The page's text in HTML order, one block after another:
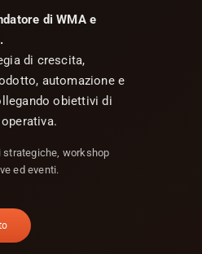
di WMA e
di crescita,
automazione e
obiettivi di
strategiche, workshop
ed eventi.